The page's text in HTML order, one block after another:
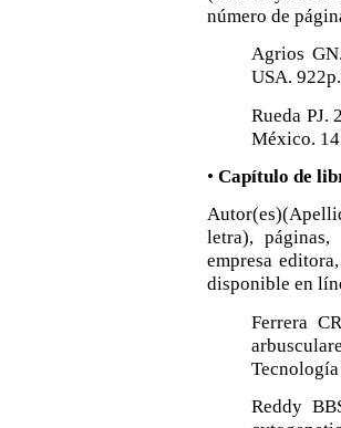
número de
Agrios
USA. 922p.
Rueda PJ.
México.
• Capítulo de
letra),
empresa
disponible en
Ferrera
Reddy